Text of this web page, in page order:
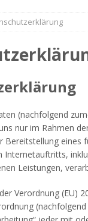
(nachfolgend
nur im Rahmen
Bereitstellung eines
Internetauftritts,
Leistungen,
Verordnung (EU)
(nachfolgend